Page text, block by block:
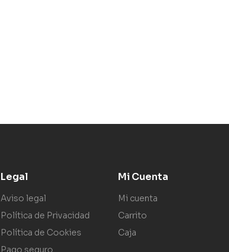
Legal
Aviso legal
Política de Privacidad
Política de Cookies
Pago seguro
Mi Cuenta
Mi cuenta
Carrito
Caja